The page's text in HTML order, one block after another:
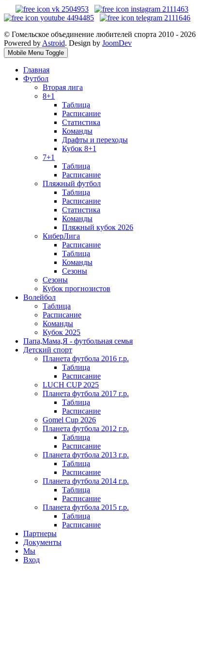
© Гомельское объединение любителей спорта 2010 - 2026
Powered by Astroid. Design by JoomDev
Mobile Menu Toggle
Главная
Футбол
Вторая лига
8+1
Таблица
Расписание
Статистика
Команды
Драфты и переходы
Кубок 8+1
7+1
Таблица
Расписание
Пляжный футбол
Таблица
Расписание
Статистика
Команды
Пляжный кубок 2026
КиберЛига
Расписание
Таблица
Команды
Сезоны
Сезоны
Кубок прогнозистов
Волейбол
Таблица
Расписание
Команды
Кубок 2025
Папа,Мама,Я - футбольная семья
Детский спорт
Планета футбола 2016 г.р.
Таблица
Расписание
LUCH CUP 2025
Планета футбола 2017 г.р.
Таблица
Расписание
Gomel Cup 2026
Планета футбола 2012 г.р.
Таблица
Расписание
Планета футбола 2013 г.р.
Таблица
Расписание
Планета футбола 2014 г.р.
Таблица
Расписание
Планета футбола 2015 г.р.
Таблица
Расписание
Партнеры
Документы
Мы
Вход